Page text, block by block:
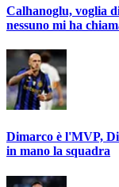
Calhanoglu, voglia
nessuno mi ha
Dimarco è l'MVP,
in mano la squadra